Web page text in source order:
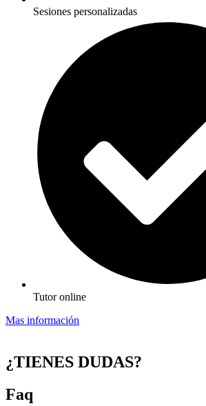
Sesiones personalizadas
Tutor online
Mas información
¿TIENES DUDAS?
Faq